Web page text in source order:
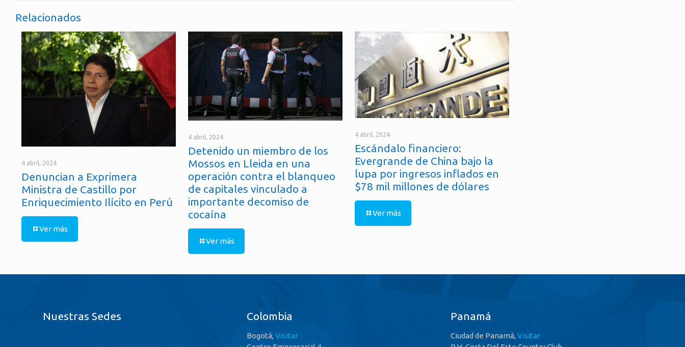
Relacionados
4 abril, 2024
Denuncian a Exprimera
Ministra de Castillo por
Enriquecimiento Ilícito en Perú
Ver más
4 abril, 2024
Detenido un miembro de los
Mossos en Lleida en una
operación contra el blanqueo
de capitales vinculado a
importante decomiso de
cocaína
Ver más
4 abril, 2024
Escándalo financiero:
Evergrande de China bajo la
lupa por ingresos inflados en
$78 mil millones de dólares
Ver más
Nuestras Sedes Colombia
Bogotá,Visitar
Panamá
Ciudad de Panamá,Visitar